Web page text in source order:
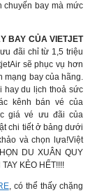
chuyến bay mà mức
BAY CỦA VIETJET
đãi chỉ từ 1,5 triệu
sẽ phục vụ hơn
mạng bay của hãng.
hay du lịch thoả sức
kênh bán vé của
giá vé ưu đãi của
chi tiết ở bảng dưới
và chọn lựa!Việt
DU XUÂN QUY
KẺO HẾT!!!!
, có thể thấy chặng